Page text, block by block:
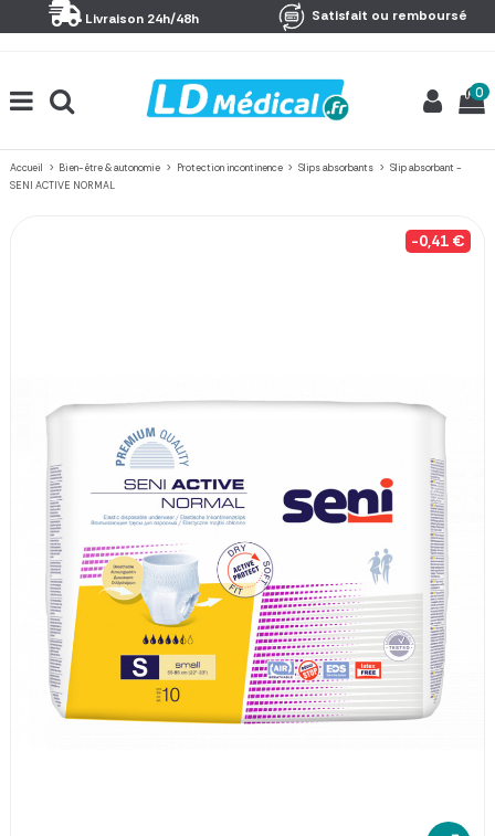
Livraison 24h/48h Satisfait ou remboursé
0
Accueil Bien-être & autonomie Protection incontinence Slips absorbants
Slip absorbant -
SENI ACTIVE NORMAL
-0,41 €
Panneau de gestion des cookies